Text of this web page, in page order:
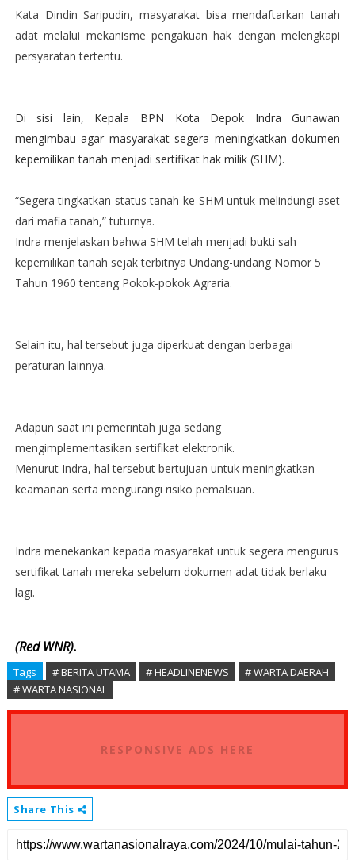
Kata Dindin Saripudin, masyarakat bisa mendaftarkan tanah
adat melalui mekanisme pengakuan hak dengan melengkapi
persyaratan tertentu.
Di sisi lain, Kepala BPN Kota Depok Indra Gunawan
mengimbau agar masyarakat segera meningkatkan dokumen
kepemilikan tanah menjadi sertifikat hak milik (SHM).
“Segera tingkatkan status tanah ke SHM untuk melindungi aset
dari mafia tanah,” tuturnya.
Indra menjelaskan bahwa SHM telah menjadi bukti sah
kepemilikan tanah sejak terbitnya Undang-undang Nomor 5
Tahun 1960 tentang Pokok-pokok Agraria.
Selain itu, hal tersebut juga diperkuat dengan berbagai
peraturan lainnya.
Adapun saat ini pemerintah juga sedang
mengimplementasikan sertifikat elektronik.
Menurut Indra, hal tersebut bertujuan untuk meningkatkan
keamanan serta mengurangi risiko pemalsuan.
Indra menekankan kepada masyarakat untuk segera mengurus
sertifikat tanah mereka sebelum dokumen adat tidak berlaku
lagi.
(Red WNR).
Tags # BERITA UTAMA # HEADLINENEWS
# WARTA DAERAH
# WARTA NASIONAL
RESPONSIVE ADS HERE
Share This